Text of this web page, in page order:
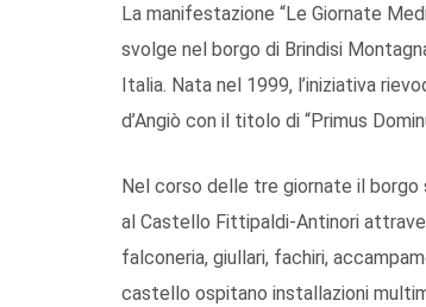
La manifestazione “Le Giornate
svolge nel borgo di Brindisi
Italia. Nata nel 1999, l’iniziativa
d’Angiò con il titolo di “Primus
Nel corso delle tre giornate il borgo
al Castello Fittipaldi-Antinori
falconeria, giullari, fachiri,
castello ospitano installazioni